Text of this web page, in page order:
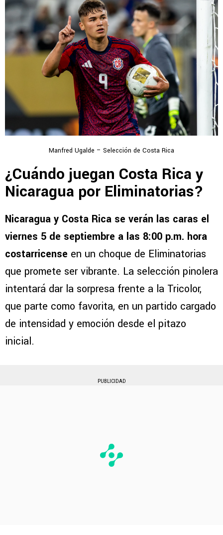
Manfred Ugalde – Selección de Costa Rica
¿Cuándo juegan Costa Rica y
Nicaragua por Eliminatorias?
Nicaragua y Costa Rica se verán las caras el
viernes 5 de septiembre a las 8:00 p.m. hora
costarricense en un choque de Eliminatorias
que promete ser vibrante. La selección pinolera
intentará dar la sorpresa frente a la Tricolor,
que parte como favorita, en un partido cargado
de intensidad y emoción desde el pitazo
inicial.
PUBLICIDAD